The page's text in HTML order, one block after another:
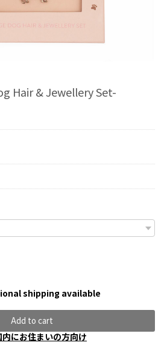
Hair & Jewellery Set-
shipping available
Add to cart
内にお住まいの方向け